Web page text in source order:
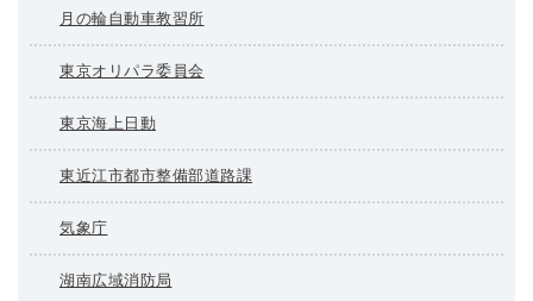
月の輪自動車教習所
東京オリパラ委員会
東京海上日動
東近江市都市整備部道路課
気象庁
湖南広域消防局